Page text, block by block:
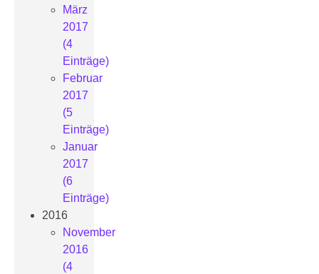
März
2017
(4
Einträge)
Februar
2017
(5
Einträge)
Januar
2017
(6
Einträge)
2016
November
2016
(4